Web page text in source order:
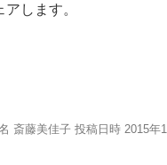
アします。
斎藤美佳子 投稿日時 2015年